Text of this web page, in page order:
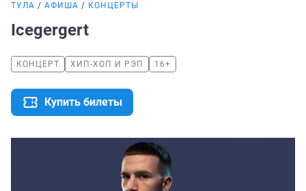
ТУЛА АФИША КОНЦЕРТЫ
Icegergert
КОНЦЕРТ ХИП-ХОП И РЭП 16+
Купить билеты